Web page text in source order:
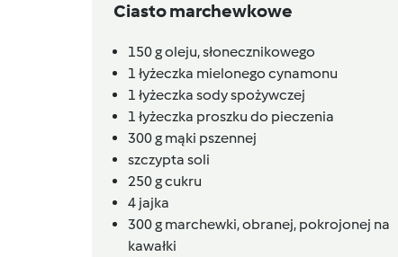
Ciasto marchewkowe
150goleju,słonecznikowego
1 łyżeczka mielonego cynamonu
1 łyżeczka sody spożywczej
1 łyżeczka proszku do pieczenia
300g mąki pszennej
szczypta soli
250gcukru
4 jajka
300g marchewki,obranej, pokrojonej na
kawałki